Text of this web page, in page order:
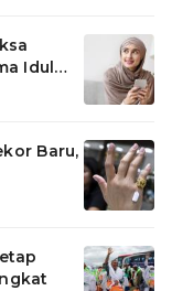
Idul
Baru,